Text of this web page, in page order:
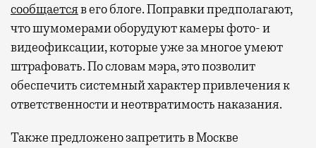
сообщаетсяв его блоге. Поправки предполагают,
что шумомерами оборудуют камеры фото- и
видеофиксации, которые уже за многое умеют
штрафовать. По словам мэра, это позволит
обеспечить системный характер привлечения к
ответственности и неотвратимость наказания.
Также предложено запретить в Москве